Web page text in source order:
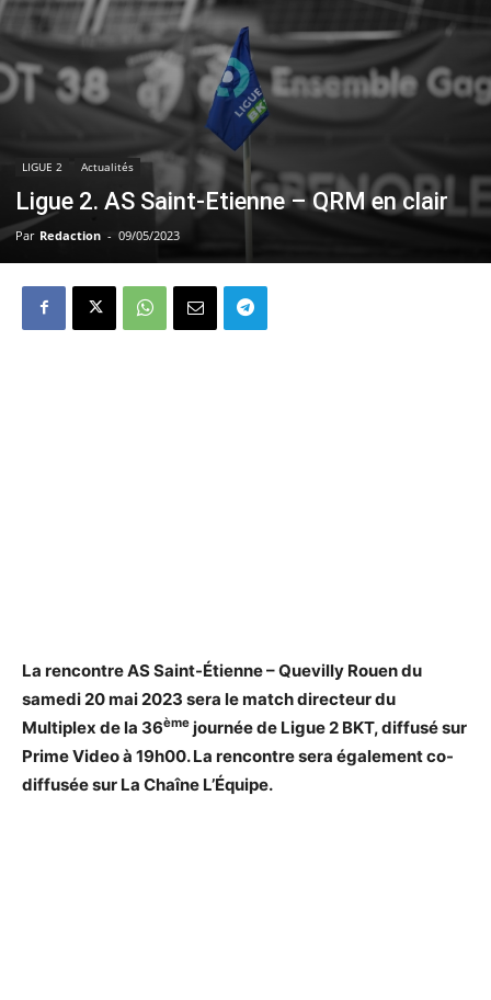
LIGUE 2 Actualités
Ligue 2. AS Saint-Etienne – QRM en clair
Par Redaction - 09/05/2023
La rencontre AS Saint-Étienne – Quevilly Rouen du
samedi 20 mai 2023 sera le match directeur du
Multiplex de la 36ème journée de Ligue 2 BKT, diffusé sur
Prime Video à 19h00. La rencontre sera également co-
diffusée sur La Chaîne L’Équipe.